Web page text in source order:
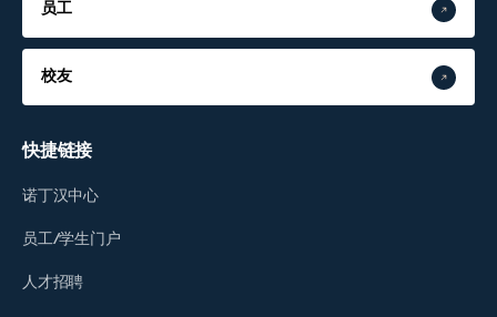
员工
校友
快捷链接
诺丁汉中心
员工/学生门户
人才招聘